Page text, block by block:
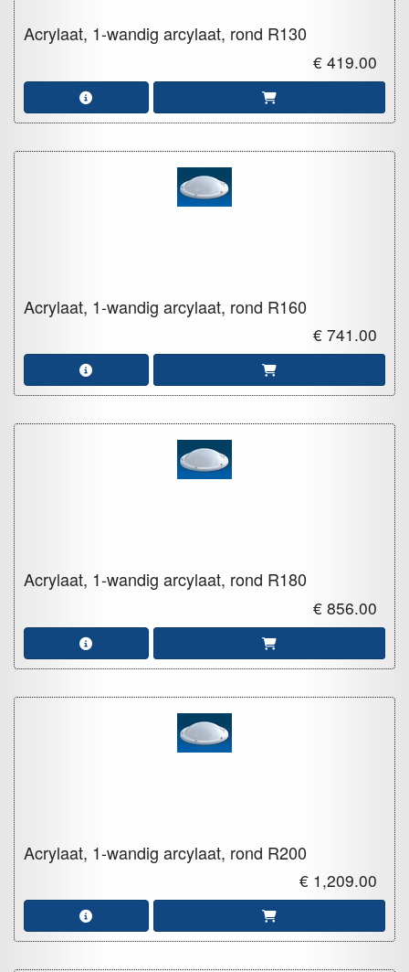
Acrylaat, 1-wandig arcylaat, rond R130
€ 419.00
Acrylaat, 1-wandig arcylaat, rond R160
€ 741.00
Acrylaat, 1-wandig arcylaat, rond R180
€ 856.00
Acrylaat, 1-wandig arcylaat, rond R200
€ 1,209.00